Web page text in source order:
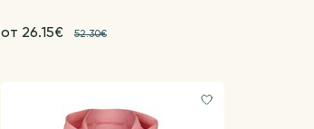
от 26.15€ 52.30€